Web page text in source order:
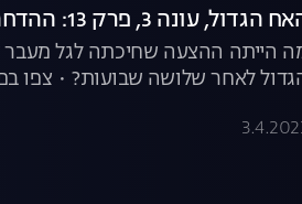
הגדול, עונה 3, פרק 13: ההדחה השלישית
הייתה ההצעה שחיכתה לגל מעבר
לאחר שלושה שבועות? • צפו